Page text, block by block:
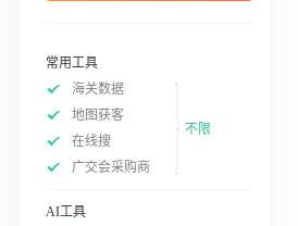
常用工具
海关数据
地图获客
在线搜
广交会采购商
不限
AI工具